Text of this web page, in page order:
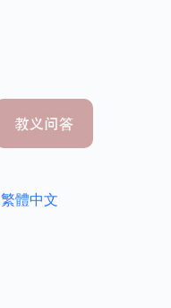
繁體中文